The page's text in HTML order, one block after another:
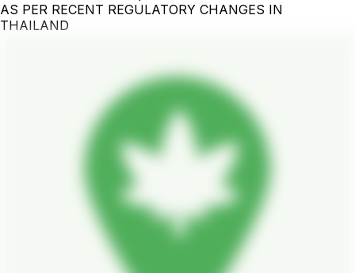
AS PER RECENT REGULATORY CHANGES IN
THAILAND